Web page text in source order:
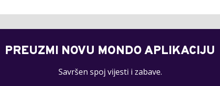
PREUZMI NOVU MONDO APLIKACIJU
Savršen spoj vijesti i zabave.